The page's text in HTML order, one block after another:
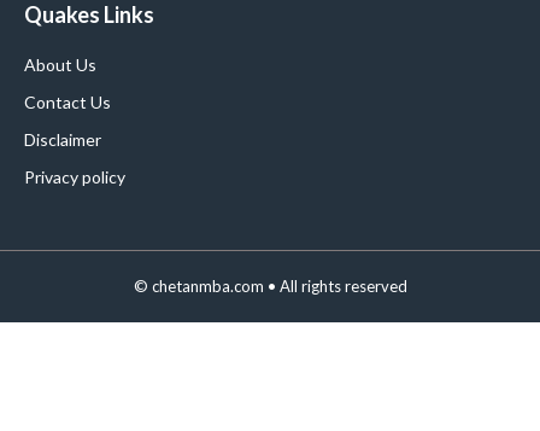
Quakes Links
About Us
Contact Us
Disclaimer
Privacy policy
© chetanmba.com • All rights reserved